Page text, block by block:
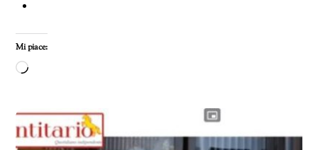
Mi piace:
Caricamento